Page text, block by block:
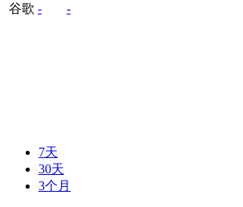
谷歌 - -
7天
30天
3个月